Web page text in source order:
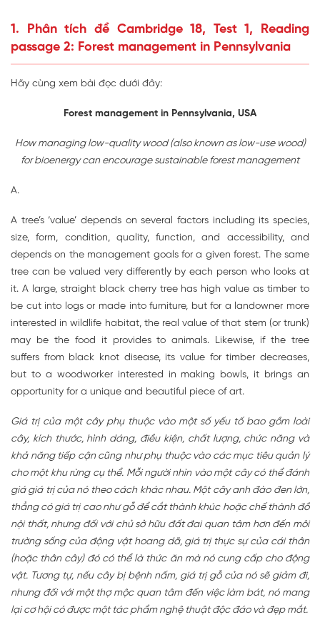
1. Phân tích đề Cambridge 18, Test 1, Reading
passage 2: Forest management in Pennsylvania
Hãy cùng xem bài đọc dưới đây:
Forest management in Pennsylvania, USA
How managing low-quality wood (also known as low-use wood)
for bioenergy can encourage sustainable forest management
A.
A tree’s ‘value’ depends on several factors including its species,
size, form, condition, quality, function, and accessibility, and
depends on the management goals for a given forest. The same
tree can be valued very differently by each person who looks at
it. A large, straight black cherry tree has high value as timber to
be cut into logs or made into furniture, but for a landowner more
interested in wildlife habitat, the real value of that stem (or trunk)
may be the food it provides to animals. Likewise, if the tree
suffers from black knot disease, its value for timber decreases,
but to a woodworker interested in making bowls, it brings an
opportunity for a unique and beautiful piece of art.
Giá trị của một cây phụ thuộc vào một số yếu tố bao gồm loài
cây, kích thước, hình dáng, điều kiện, chất lượng, chức năng và
khả năng tiếp cận cũng như phụ thuộc vào các mục tiêu quản lý
cho một khu rừng cụ thể. Mỗi người nhìn vào một cây có thể đánh
giá giá trị của nó theo cách khác nhau. Một cây anh đào đen lớn,
thẳng có giá trị cao như gỗ để cắt thành khúc hoặc chế thành đồ
nội thất, nhưng đối với chủ sở hữu đất đai quan tâm hơn đến môi
trường sống của động vật hoang dã, giá trị thực sự của cái thân
(hoặc thân cây) đó có thể là thức ăn mà nó cung cấp cho động
vật. Tương tự, nếu cây bị bệnh nấm, giá trị gỗ của nó sẽ giảm đi,
nhưng đối với một thợ mộc quan tâm đến việc làm bát, nó mang
lại cơ hội có được một tác phẩm nghệ thuật độc đáo và đẹp mắt.